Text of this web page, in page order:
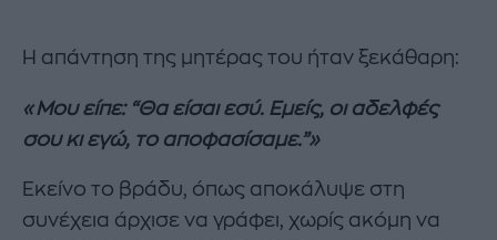
Η απάντηση της μητέρας του ήταν ξεκάθαρη:
«Μου είπε: “Θα είσαι εσύ. Εμείς, οι αδελφές
σου κι εγώ, το αποφασίσαμε.”»
Εκείνο το βράδυ, όπως αποκάλυψε στη
συνέχεια άρχισε να γράφει, χωρίς ακόμη να